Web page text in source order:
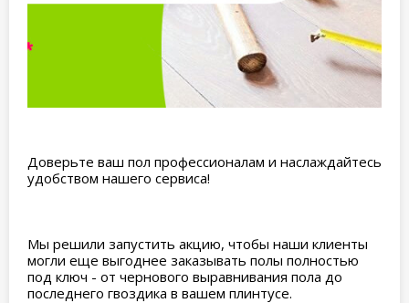
Доверьте ваш пол профессионалам и наслаждайтесь
удобством нашего сервиса!
Мы решили запустить акцию, чтобы наши клиенты
могли еще выгоднее заказывать полы полностью
под ключ - от чернового выравнивания пола до
последнего гвоздика в вашем плинтусе.